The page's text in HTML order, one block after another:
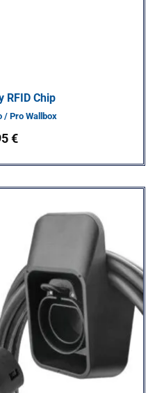
RFID Chip
/ Pro Wallbox
€